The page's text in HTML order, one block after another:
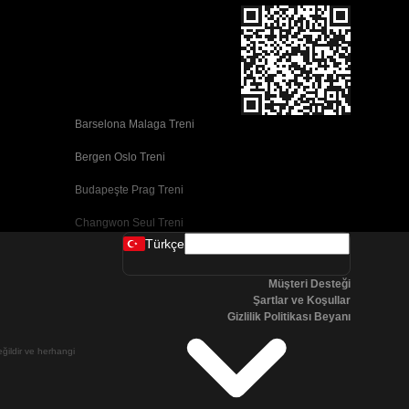
Barselona Malaga Treni
Bergen Oslo Treni
Budapeşte Prag Treni
Changwon Seul Treni
ve herhangi
Türkçe
Müşteri Desteği
Şartlar ve Koşullar
Gizlilik Politikası Beyanı